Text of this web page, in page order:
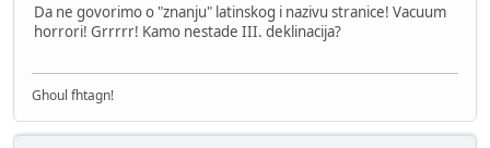
Da ne govorimo o "znanju" latinskog i nazivu stranice! Vacuum
horrori! Grrrrr! Kamo nestade III. deklinacija?
Ghoul fhtagn!